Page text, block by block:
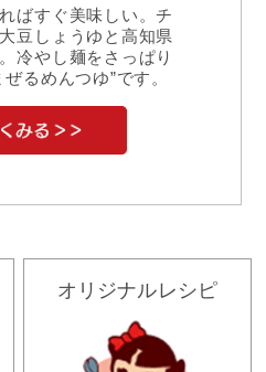
ばすぐ美味しい。チ
豆しょうゆと高知県
冷やし麺をさっぱり
るめんつゆ”です。
オリジナルレシピ